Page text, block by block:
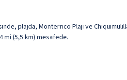
plajda, Monterrico Plajı ve
mi (5,5 km) mesafede.